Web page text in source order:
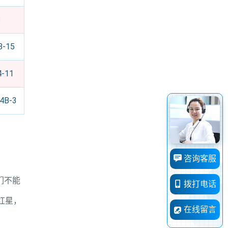
15
11
3
不能
星，
咨询客服
拨打电话
在线留言